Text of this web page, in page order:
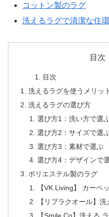
コットン製のラグ
洗えるラグで清潔な住環
目次
目次
洗えるラグを使うメリッ
洗えるラグの選び方
選び方1：洗い方で選
選び方2：サイズで選
選び方3：素材で選ぶ
選び方4：デザインで
ポリエステル製のラグ
【VK Living】 カーペ
【リプラクオール】